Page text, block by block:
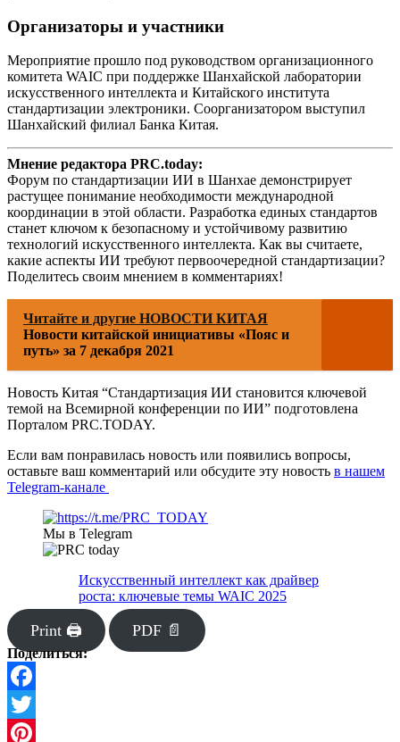
Организаторы и участники
Мероприятие прошло под руководством организационного
комитета WAIC при поддержке Шанхайской лаборатории
искусственного интеллекта и Китайского института
стандартизации электроники. Соорганизатором выступил
Шанхайский филиал Банка Китая.
Мнение редактора PRC.today:
Форум по стандартизации ИИ в Шанхае демонстрирует
растущее понимание необходимости международной
координации в этой области. Разработка единых стандартов
станет ключом к безопасному и устойчивому развитию
технологий искусственного интеллекта. Как вы считаете,
какие аспекты ИИ требуют первоочередной стандартизации?
Поделитесь своим мнением в комментариях!
Читайте и другие НОВОСТИ КИТАЯ
Новости китайской инициативы «Пояс и
путь» за 7 декабря 2021
Новость Китая “Стандартизация ИИ становится ключевой
темой на Всемирной конференции по ИИ” подготовлена
Порталом PRC.TODAY.
Если вам понравилась новость или появились вопросы,
оставьте ваш комментарий или обсудите эту новость в нашем
Telegram-канале
Мы в Telegram
Искусственный интеллект как драйвер
роста: ключевые темы WAIC 2025
Print 🖨 PDF 📄
Поделиться:
Facebook
Twitter